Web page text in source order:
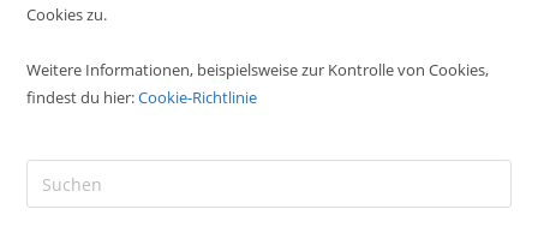
Cookies zu.
Weitere Informationen, beispielsweise zur Kontrolle von Cookies,
findest du hier:Cookie-Richtlinie